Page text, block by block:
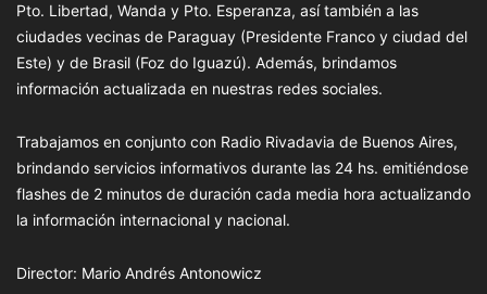
Pto. Libertad, Wanda y Pto. Esperanza, así también a las
ciudades vecinas de Paraguay (Presidente Franco y ciudad del
Este) y de Brasil (Foz do Iguazú). Además, brindamos
información actualizada en nuestras redes sociales.
Trabajamos en conjunto con Radio Rivadavia de Buenos Aires,
brindando servicios informativos durante las 24 hs. emitiéndose
flashes de 2 minutos de duración cada media hora actualizando
la información internacional y nacional.
Director: Mario Andrés Antonowicz